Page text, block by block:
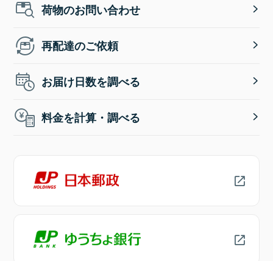
荷物のお問い合わせ
再配達のご依頼
お届け日数を調べる
料金を計算・調べる